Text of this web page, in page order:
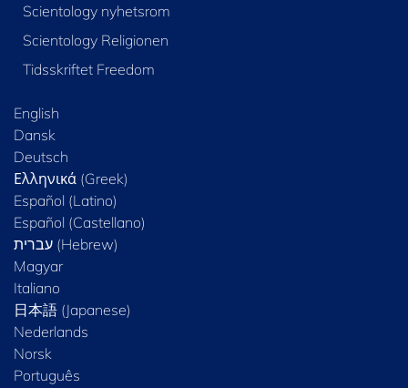
Scientology nyhetsrom
Scientology Religionen
Tidsskriftet Freedom
English
Dansk
Deutsch
Ελληνικά (Greek)
Español (Latino)
Español (Castellano)
Magyar
Italiano
日本語 (Japanese)
Nederlands
Norsk
Português